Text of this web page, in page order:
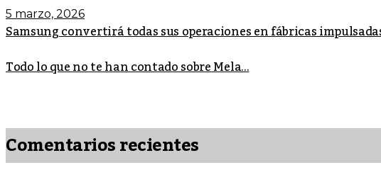
5 marzo, 2026
Samsung convertirá todas sus operaciones en fábricas
Todo lo que no te han contado sobre Mela...
Comentarios recientes